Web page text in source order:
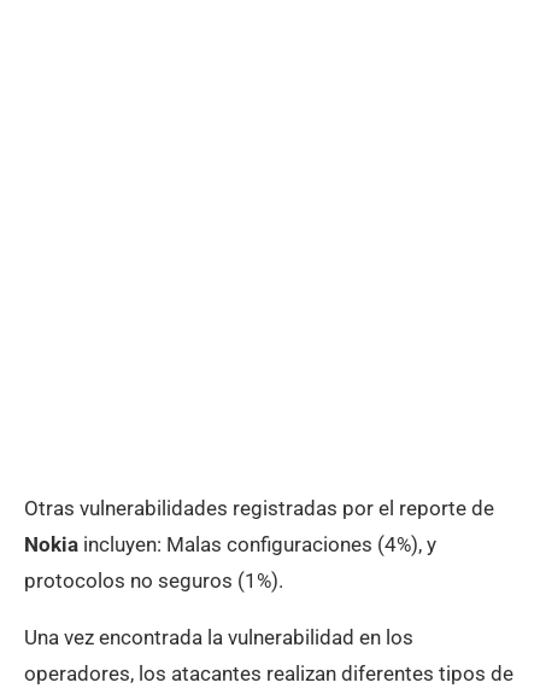
Otras vulnerabilidades registradas por el reporte de
Nokia incluyen: Malas configuraciones (4%), y
protocolos no seguros (1%).
Una vez encontrada la vulnerabilidad en los
operadores, los atacantes realizan diferentes tipos de